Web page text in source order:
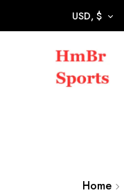
USD, $
Home